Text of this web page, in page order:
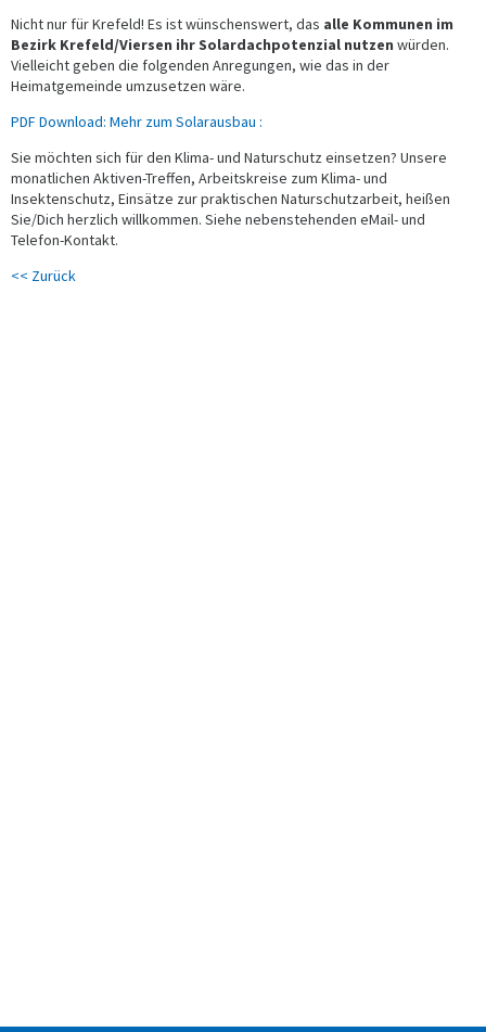
Nicht nur für Krefeld! Es ist wünschenswert, das alle Kommunen im
Bezirk Krefeld/Viersen ihr Solardachpotenzial nutzen würden.
Vielleicht geben die folgenden Anregungen, wie das in der
Heimatgemeinde umzusetzen wäre.
PDF Download: Mehr zum Solarausbau :
Sie möchten sich für den Klima- und Naturschutz einsetzen? Unsere
monatlichen Aktiven-Treffen, Arbeitskreise zum Klima- und
Insektenschutz, Einsätze zur praktischen Naturschutzarbeit, heißen
Sie/Dich herzlich willkommen. Siehe nebenstehenden eMail- und
Telefon-Kontakt.
<< Zurück